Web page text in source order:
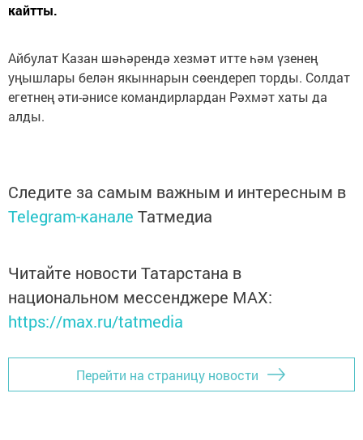
кайтты.
Айбулат Казан шәһәрендә хезмәт итте һәм үзенең
уңышлары белән якыннарын сөендереп торды. Солдат
егетнең әти-әнисе командирлардан Рәхмәт хаты да
алды.
Следите за самым важным и интересным в
Telegram-канале Татмедиа
Читайте новости Татарстана в
национальном мессенджере MАХ:
https://max.ru/tatmedia
Перейти на страницу новости